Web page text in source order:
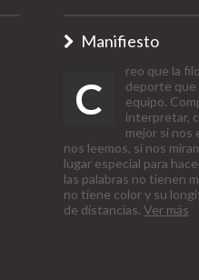
Manifiesto
C
reo que la
deporte que
equipo.
interpretar,
mejor si nos
nos leemos, si nos
lugar especial para
las palabras no tienen
no tiene color y su
de distancias.Ver más